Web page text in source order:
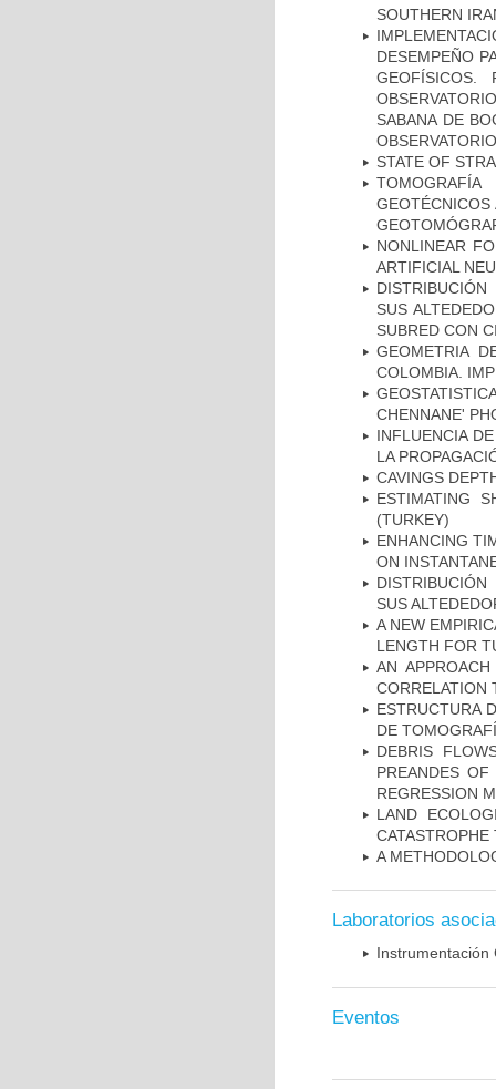
SOUTHERN
DESEMPEÑO
GEOFÍSICOS.
SABANA DE
STATE OF
NONLINEAR
ARTIFICIAL
SUS
SUBRED CON
GEOMETRIA
COLOMBIA.
CHENNANE'
INFLUENCIA
LA
CAVINGS
ESTIMATING
(TURKEY)
ENHANCING
ON
SUS
A NEW
LENGTH FOR
AN
CORRELATION
ESTRUCTURA
DE
DEBRIS
PREANDES
REGRESSION
LAND
CATASTROPHE
A
Laboratorios
Instrumentación
Eventos